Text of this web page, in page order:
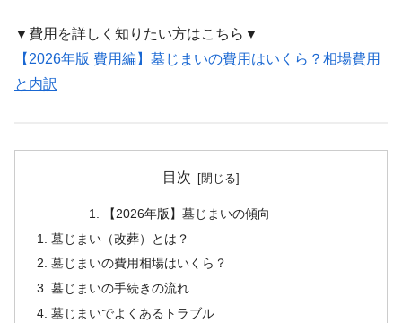
▼費用を詳しく知りたい方はこちら▼
【2026年版 費用編】墓じまいの費用はいくら？相場費用
と内訳
目次
【2026年版】墓じまいの傾向
墓じまい（改葬）とは？
墓じまいの費用相場はいくら？
墓じまいの手続きの流れ
墓じまいでよくあるトラブル